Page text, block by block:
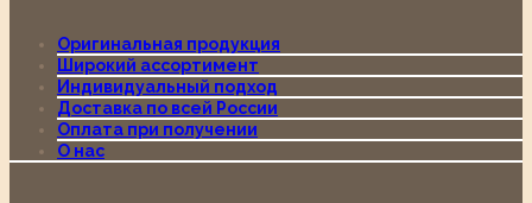
Оригинальная продукция
Широкий ассортимент
Индивидуальный подход
Доставка по всей России
Оплата при получении
О нас